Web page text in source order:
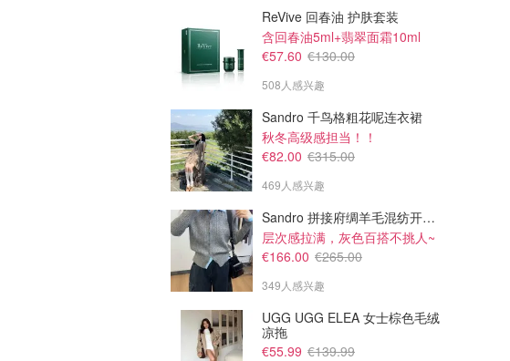
ReVive 回春油 护肤套装
含回春油5ml+翡翠面霜10ml
€57.60 €130.00
508人感兴趣
Sandro 千鸟格粗花呢连衣裙
秋冬高级感担当！！
€82.00 €315.00
469人感兴趣
Sandro 拼接府绸羊毛混纺开衫 灰色
层次感拉满，灰色百搭不挑人~
€166.00 €265.00
349人感兴趣
UGG UGG ELEA 女士棕色毛绒
凉拖
€55.99 €139.99